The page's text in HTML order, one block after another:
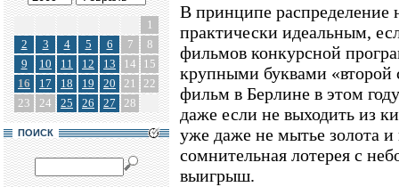
1
2
3 4 5 6 7
8
9
10 11 12 13 14
15
16
17 18 19 20 21
22
23
24 25 26 27 28
ПОИСК
В принципе распределение
практически идеальным,
фильмов конкурсной
крупными буквами
фильм в Берлине в этом
даже если не выходить из
уже даже не мытье золота и
сомнительная лотерея с
выигрыш.